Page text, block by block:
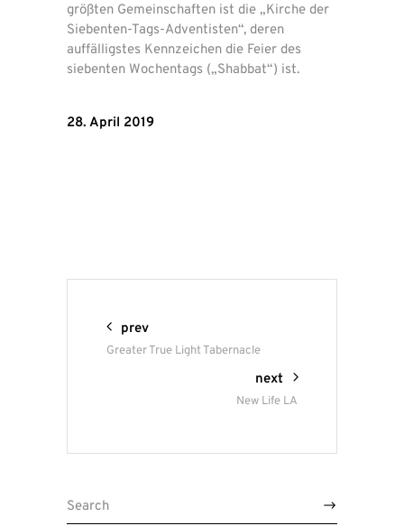
größten Gemeinschaften ist die „Kirche der
Siebenten-Tags-Adventisten“, deren
auffälligstes Kennzeichen die Feier des
siebenten Wochentags („Shabbat“) ist.
28. April 2019
prev
Greater True Light Tabernacle
next
New Life LA
Search